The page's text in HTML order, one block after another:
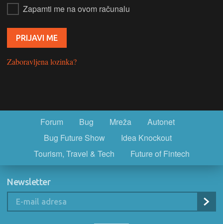
Zapamti me na ovom računalu
Zaboravljena lozinka?
Forum Bug Mreža
Autonet
Bug Future Show
Idea Knockout
Tourism, Travel & Tech
Future of Fintech
Newsletter